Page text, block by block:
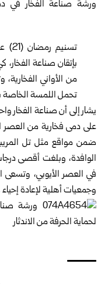
بإتقان صناعة
من الأواني الفخارية،
تحمل اللمسة الخاصة
يشار إلى أن صناعة الفخار
ضمن مواقع مثل تل
الوافدة، وبلغت أقصى
في العصر الأيوبي، وتسعى
وجمعيات أهلية لإعادة